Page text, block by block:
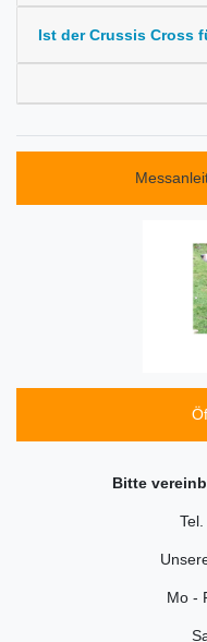
Ist der Crussis Cross
Bitte
Mo -